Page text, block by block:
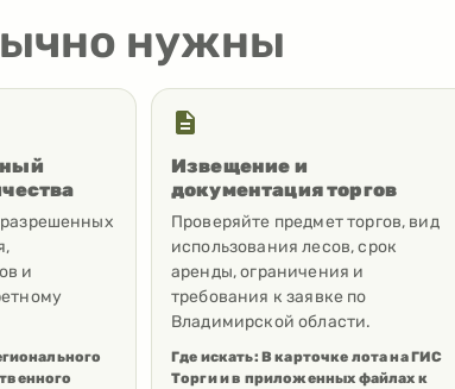
нужны
и
Извещение и
документация торгов
Проверяйте предмет торгов, вид
использования лесов, срок
аренды, ограничения и
требования к заявке по
Владимирской области.
Где искать: В карточке лота на ГИС
Торги и в приложенных файлах к